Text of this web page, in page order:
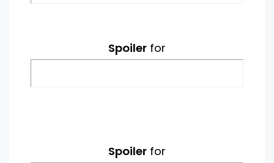
Spoiler for
Spoiler for